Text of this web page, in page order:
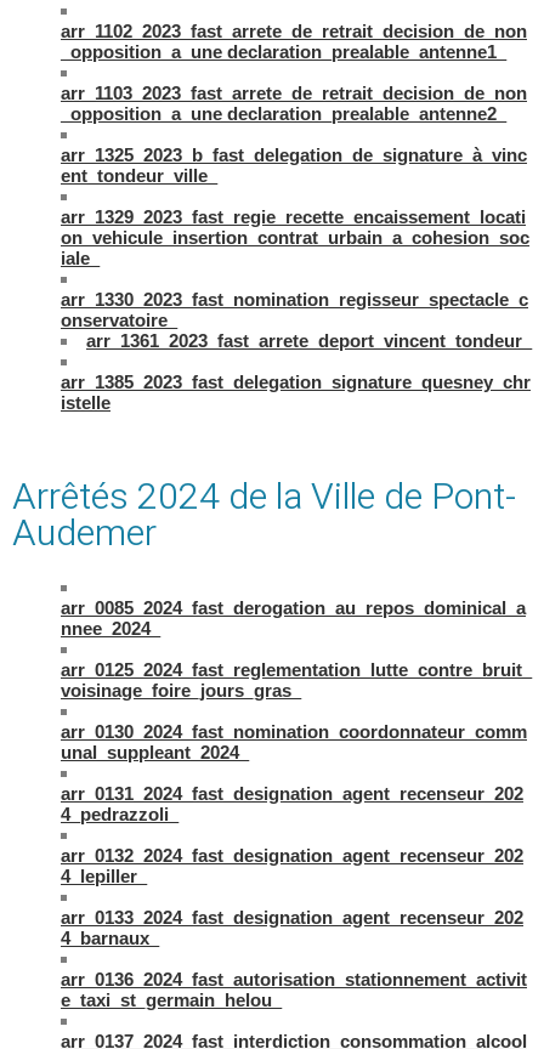
arr_1102_2023_fast_arrete_de_retrait_decision_de_non
_opposition_a_une declaration_prealable_antenne1_
arr_1103_2023_fast_arrete_de_retrait_decision_de_non
_opposition_a_une declaration_prealable_antenne2_
arr_1325_2023_b_fast_delegation_de_signature_à_vinc
ent_tondeur_ville_
arr_1329_2023_fast_regie_recette_encaissement_locati
on_vehicule_insertion_contrat_urbain_a_cohesion_soc
iale_
arr_1330_2023_fast_nomination_regisseur_spectacle_c
onservatoire_
arr_1361_2023_fast_arrete_deport_vincent_tondeur_
arr_1385_2023_fast_delegation_signature_quesney_chr
istelle
Arrêtés 2024 de la Ville de Pont-
Audemer
arr_0085_2024_fast_derogation_au_repos_dominical_a
nnee_2024_
arr_0125_2024_fast_reglementation_lutte_contre_bruit_
voisinage_foire_jours_gras_
arr_0130_2024_fast_nomination_coordonnateur_comm
unal_suppleant_2024_
arr_0131_2024_fast_designation_agent_recenseur_202
4_pedrazzoli_
arr_0132_2024_fast_designation_agent_recenseur_202
4_lepiller_
arr_0133_2024_fast_designation_agent_recenseur_202
4_barnaux_
arr_0136_2024_fast_autorisation_stationnement_activit
e_taxi_st_germain_helou_
arr_0137_2024_fast_interdiction_consommation_alcool